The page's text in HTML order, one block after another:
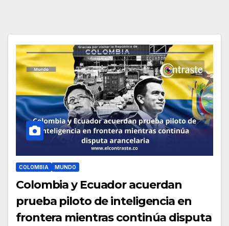
COLOMBIA MUNDO
Colombia y Ecuador acuerdan
prueba piloto de inteligencia en
frontera mientras continúa disputa